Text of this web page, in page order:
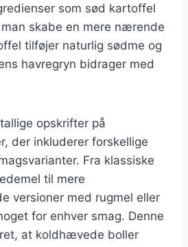
som sød kartoffel
skabe en mere nærende
tilføjer naturlig sødme og
havregryn bidrager med
opskrifter på
der inkluderer forskellige
Fra klassiske
til mere
versioner med rugmel eller
for enhver smag. Denne
at koldhævede boller